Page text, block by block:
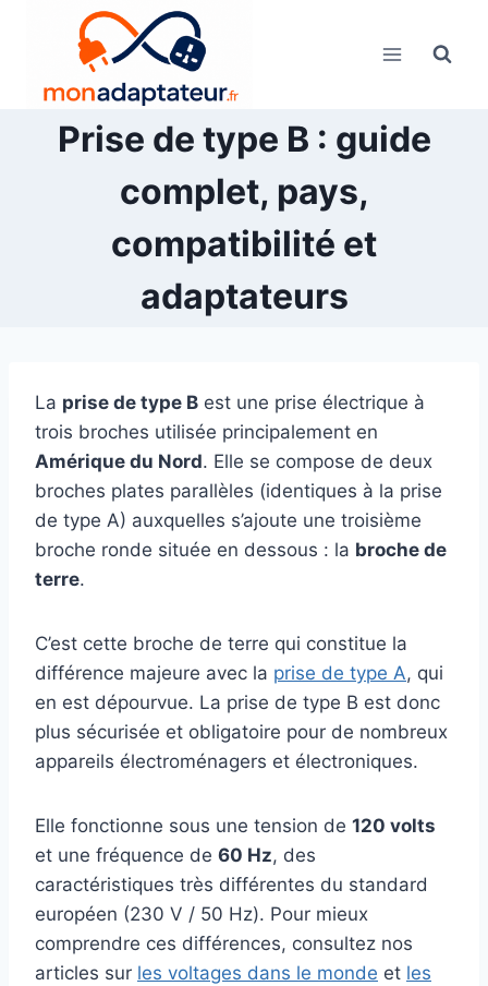
Prise de type B : guide
complet, pays,
compatibilité et
adaptateurs
La prise de type B est une prise électrique à
trois broches utilisée principalement en
Amérique du Nord. Elle se compose de deux
broches plates parallèles (identiques à la prise
de type A) auxquelles s’ajoute une troisième
broche ronde située en dessous : la broche de
terre.
C’est cette broche de terre qui constitue la
différence majeure avec la prise de type A, qui
en est dépourvue. La prise de type B est donc
plus sécurisée et obligatoire pour de nombreux
appareils électroménagers et électroniques.
Elle fonctionne sous une tension de 120 volts
et une fréquence de 60 Hz, des
caractéristiques très différentes du standard
européen (230 V / 50 Hz). Pour mieux
comprendre ces différences, consultez nos
articles sur les voltages dans le monde et les